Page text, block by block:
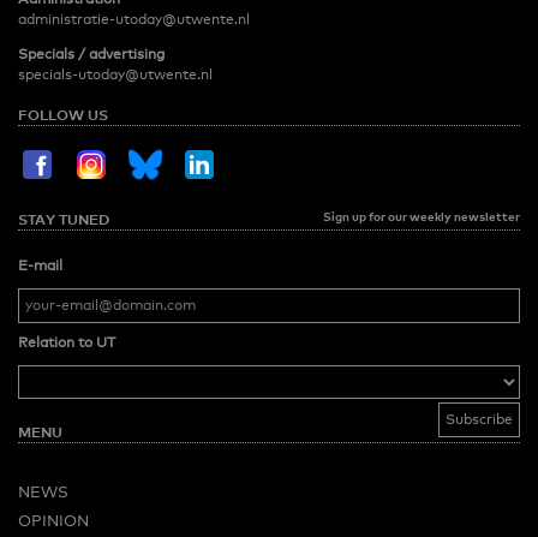
administratie-utoday@utwente.nl
Specials / advertising
specials-utoday@utwente.nl
FOLLOW US
STAY TUNED Sign up for our weekly newsletter
E-mail
Relation to UT
MENU
NEWS
OPINION